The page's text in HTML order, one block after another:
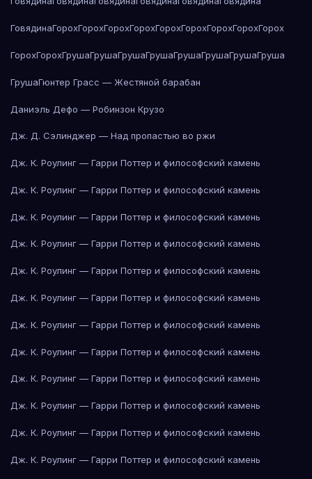
ГовядинаГорохГорохГорохГорохГорохГорохГорохГорохГорох
ГорохГорохГрушаГрушаГрушаГрушаГрушаГрушаГрушаГруша
ГрушаГюнтер Грасс — Жестяной барабан
Даниэль Дефо — Робинзон Крузо
Дж. Д. Сэлинджер — Над пропастью во ржи
Дж. К. Роулинг — Гарри Поттер и философский камень
Дж. К. Роулинг — Гарри Поттер и философский камень
Дж. К. Роулинг — Гарри Поттер и философский камень
Дж. К. Роулинг — Гарри Поттер и философский камень
Дж. К. Роулинг — Гарри Поттер и философский камень
Дж. К. Роулинг — Гарри Поттер и философский камень
Дж. К. Роулинг — Гарри Поттер и философский камень
Дж. К. Роулинг — Гарри Поттер и философский камень
Дж. К. Роулинг — Гарри Поттер и философский камень
Дж. К. Роулинг — Гарри Поттер и философский камень
Дж. К. Роулинг — Гарри Поттер и философский камень
Дж. К. Роулинг — Гарри Поттер и философский камень